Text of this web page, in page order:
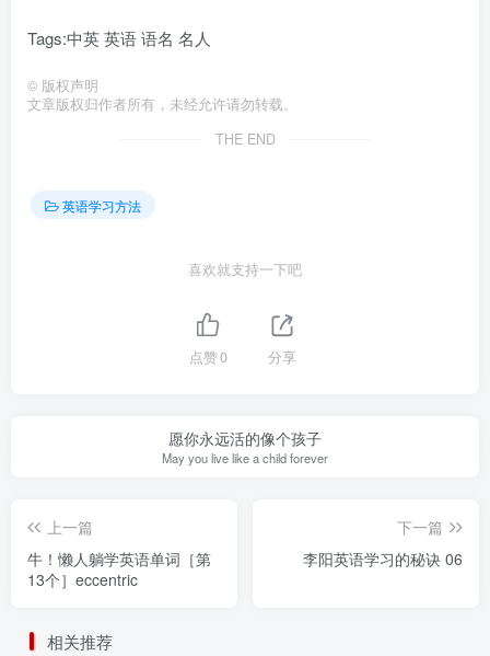
Tags:中英 英语 语名 名人
© 版权声明
文章版权归作者所有，未经允许请勿转载。
THE END
英语学习方法
喜欢就支持一下吧
点赞0 分享
愿你永远活的像个孩子
May you live like a child forever
上一篇
牛！懒人躺学英语单词［第
13个］eccentric
下一篇
李阳英语学习的秘诀 06
相关推荐